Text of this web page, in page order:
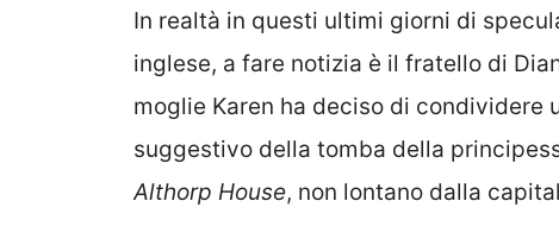
In realtà in questi ultimi giorni di
inglese, a fare notizia è il fratello di
moglie Karen ha deciso di condividere
suggestivo della tomba della
Althorp House, non lontano dalla